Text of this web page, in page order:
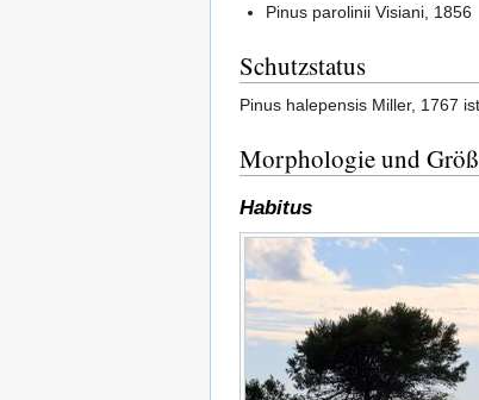
Pinus parolinii Visiani, 1856
Schutzstatus
Pinus halepensis Miller, 1767
Morphologie und
Habitus